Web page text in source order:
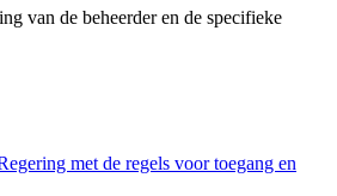
van de beheerder en de specifieke
met de regels voor toegang en